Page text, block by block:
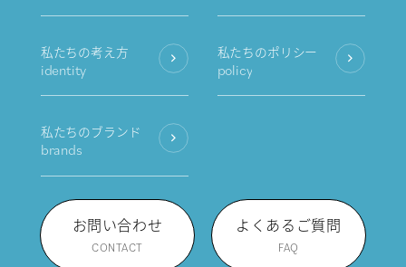
私たちの考え方
identity
私たちのポリシー
policy
私たちのブランド
brands
お問い合わせ
CONTACT
よくあるご質問
FAQ